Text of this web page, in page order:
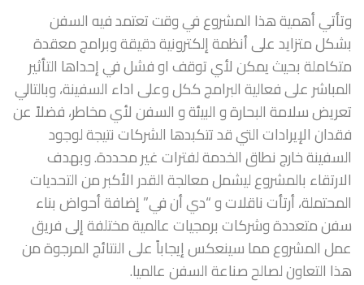
وتأتي أهمية هذا المشروع في وقت تعتمد فيه السفن
بشكل متزايد على أنظمة إلكترونية دقيقة وبرامج معقدة
متكاملة بحيث يمكن لأي توقف او فشل في إحداها التأثير
المباشر على فعالية البرامج ككل وعلى اداء السفينة، وبالتالي
تعريض سلامة البحارة و البيئة و السفن لأي مخاطر، فضلاً عن
فقدان الإيرادات التي قد تتكبدها الشركات نتيجة لوجود
السفينة خارج نطاق الخدمة لفترات غير محددة. وبهدف
الارتقاء بالمشروع ليشمل معالجة القدر الأكبر من التحديات
المحتملة، أرتأت ناقلات و “دي أن في” إضافة أحواض بناء
سفن متعددة وشركات برمجيات عالمية مختلفة إلى فريق
عمل المشروع مما سينعكس إيجاباً على النتائج المرجوة من
هذا التعاون لصالح صناعة السفن عالميا.